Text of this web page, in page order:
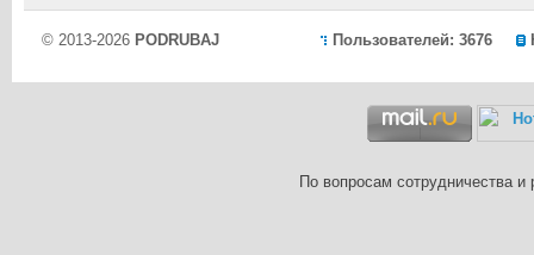
Пользователей: 3676
© 2013-2026 PODRUBAJ
По вопросам сотрудничества